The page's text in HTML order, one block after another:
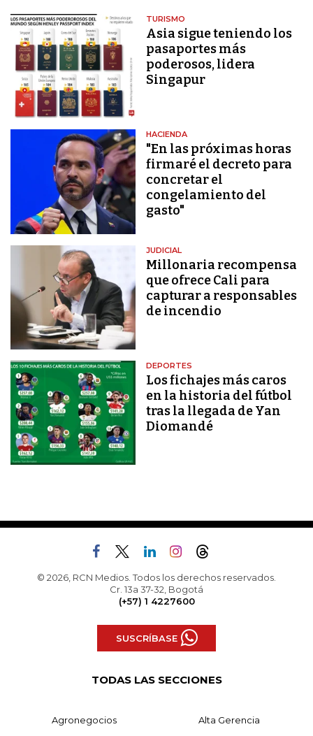
TURISMO
Asia sigue teniendo los
pasaportes más
poderosos, lidera
Singapur
HACIENDA
"En las próximas horas
firmaré el decreto para
concretar el
congelamiento del
gasto"
JUDICIAL
Millonaria recompensa
que ofrece Cali para
capturar a responsables
de incendio
DEPORTES
Los fichajes más caros
en la historia del fútbol
tras la llegada de Yan
Diomandé
© 2026, RCN Medios. Todos los derechos reservados.
Cr. 13a 37-32, Bogotá
(+57) 1 4227600
SUSCRÍBASE
TODAS LAS SECCIONES
Agronegocios Alta Gerencia